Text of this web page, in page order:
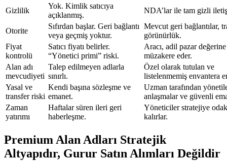
Gizlilik
Yok. Kimlik satıcıya
açıklanmış.
NDA’lar ile tam gizli
Otorite
Sıfırdan başlar. Geri bağlantı
veya geçmiş yoktur.
Mevcut geri bağlantılar,
görünürlük.
Fiyat
kontrolü
Satıcı fiyatı belirler.
“Yönetici primi” riski.
Aracı, adil pazar değerine
müzakere eder.
Alan adı
mevcudiyeti
Talep edilmeyen adlarla
sınırlı.
Özel olarak tutulan ve
listelenmemiş envantera
Yasal ve
transfer riski
Kendi başına sözleşme ve
emanet.
Uzman tarafından
anlaşmalar ve güvenli
Zaman
yatırımı
Haftalar süren ileri geri
haberleşme.
Yöneticiler stratejiye
kalırlar.
Premium Alan Adları Stratejik
Altyapıdır, Gurur Satın Alımları Değildir